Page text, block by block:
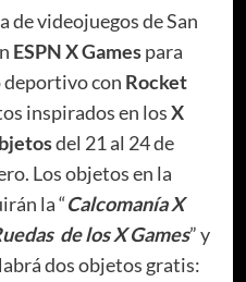
de videojuegos de San
ESPN X Gamespara
deportivo con Rocket
inspirados en losX
del 21 al 24 de
Los objetos en la
la “Calcomanía X
de los X Games” y
dos objetos gratis: